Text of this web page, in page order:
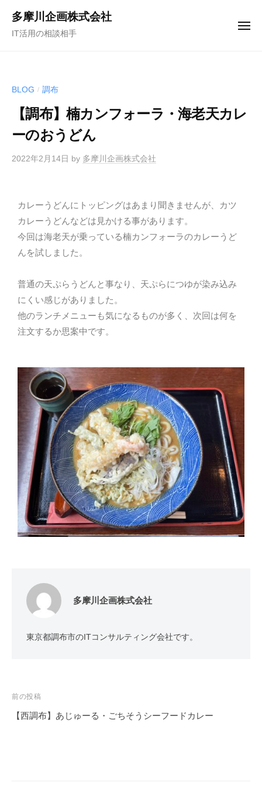
多摩川企画株式会社
IT活用の相談相手
BLOG / 調布
【調布】楠カンフォーラ・海老天カレ
ーのおうどん
2022年2月14日 by 多摩川企画株式会社
カレーうどんにトッピングはあまり聞きませんが、カツ
カレーうどんなどは見かける事があります。
今回は海老天が乗っている楠カンフォーラのカレーうど
んを試しました。
普通の天ぷらうどんと事なり、天ぷらにつゆが染み込み
にくい感じがありました。
他のランチメニューも気になるものが多く、次回は何を
注文するか思案中です。
多摩川企画株式会社
東京都調布市のITコンサルティング会社です。
前の投稿
【西調布】あじゅーる・ごちそうシーフードカレー